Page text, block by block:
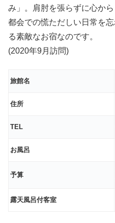
み」。肩肘を張らずに心か
都会での慌ただしい日常を
る素敵なお宿なのです。
(2020年9月訪問)
旅館名
住所
TEL
お風呂
予算
露天風呂付客室